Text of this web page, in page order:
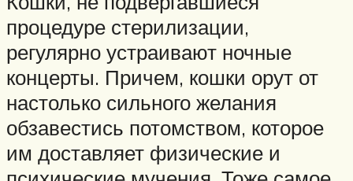
процедуре стерилизации,
регулярно устраивают ночные
концерты. Причем, кошки орут от
настолько сильного желания
обзавестись потомством, которое
им доставляет физические и